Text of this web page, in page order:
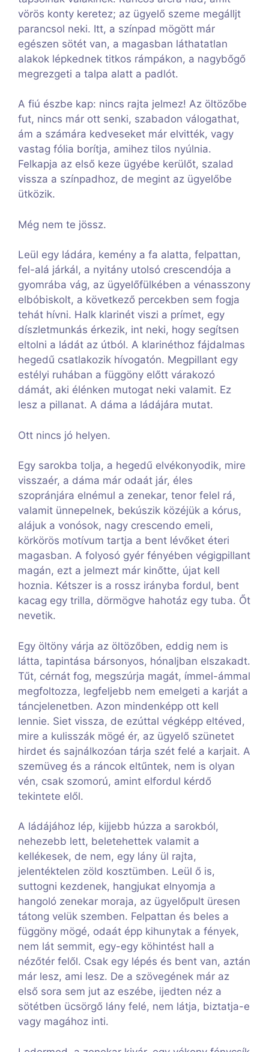
vörös konty keretez; az ügyelő szeme megálljt
parancsol neki. Itt, a színpad mögött már
egészen sötét van, a magasban láthatatlan
alakok lépkednek titkos rámpákon, a nagybőgő
megrezgeti a talpa alatt a padlót.
A fiú észbe kap: nincs rajta jelmez! Az öltözőbe
fut, nincs már ott senki, szabadon válogathat,
ám a számára kedveseket már elvitték, vagy
vastag fólia borítja, amihez tilos nyúlnia.
Felkapja az első keze ügyébe kerülőt, szalad
vissza a színpadhoz, de megint az ügyelőbe
ütközik.
Még nem te jössz.
Leül egy ládára, kemény a fa alatta, felpattan,
fel-alá járkál, a nyitány utolsó crescendója a
gyomrába vág, az ügyelőfülkében a vénasszony
elbóbiskolt, a következő percekben sem fogja
tehát hívni. Halk klarinét viszi a prímet, egy
díszletmunkás érkezik, int neki, hogy segítsen
eltolni a ládát az útból. A klarinéthoz fájdalmas
hegedű csatlakozik hívogatón. Megpillant egy
estélyi ruhában a függöny előtt várakozó
dámát, aki élénken mutogat neki valamit. Ez
lesz a pillanat. A dáma a ládájára mutat.
Ott nincs jó helyen.
Egy sarokba tolja, a hegedű elvékonyodik, mire
visszaér, a dáma már odaát jár, éles
szopránjára elnémul a zenekar, tenor felel rá,
valamit ünnepelnek, bekúszik közéjük a kórus,
alájuk a vonósok, nagy crescendo emeli,
körkörös motívum tartja a bent lévőket éteri
magasban. A folyosó gyér fényében végigpillant
magán, ezt a jelmezt már kinőtte, újat kell
hoznia. Kétszer is a rossz irányba fordul, bent
kacag egy trilla, dörmögve hahotáz egy tuba. Őt
nevetik.
Egy öltöny várja az öltözőben, eddig nem is
látta, tapintása bársonyos, hónaljban elszakadt.
Tűt, cérnát fog, megszúrja magát, ímmel-ámmal
megfoltozza, legfeljebb nem emelgeti a karját a
táncjelenetben. Azon mindenképp ott kell
lennie. Siet vissza, de ezúttal végképp eltéved,
mire a kulisszák mögé ér, az ügyelő szünetet
hirdet és sajnálkozóan tárja szét felé a karjait. A
szemüveg és a ráncok eltűntek, nem is olyan
vén, csak szomorú, amint elfordul kérdő
tekintete elől.
A ládájához lép, kijjebb húzza a sarokból,
nehezebb lett, beletehettek valamit a
kellékesek, de nem, egy lány ül rajta,
jelentéktelen zöld kosztümben. Leül ő is,
suttogni kezdenek, hangjukat elnyomja a
hangoló zenekar moraja, az ügyelőpult üresen
tátong velük szemben. Felpattan és beles a
függöny mögé, odaát épp kihunytak a fények,
nem lát semmit, egy-egy köhintést hall a
nézőtér felől. Csak egy lépés és bent van, aztán
már lesz, ami lesz. De a szövegének már az
első sora sem jut az eszébe, ijedten néz a
sötétben ücsörgő lány felé, nem látja, biztatja-e
vagy magához inti.